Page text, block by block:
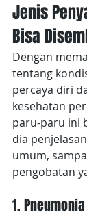
Jenis
Bisa
Dengan
tentang
percaya diri
kesehatan
paru-paru ini
dia
umum,
pengobatan
1. Pneumonia